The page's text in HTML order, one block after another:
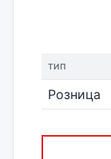
ТИП
Розница